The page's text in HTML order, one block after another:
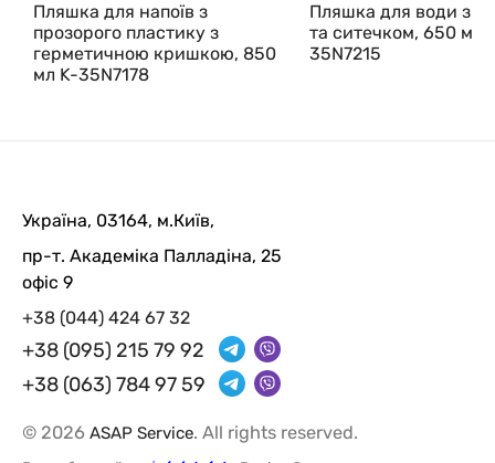
Пляшка для напоїв з
прозорого пластику з
герметичною кришкою, 850
мл K-35N7178
Пляшка для води з
та ситечком, 650 мл
35N7215
Україна, 03164, м.Київ,
пр-т. Академіка Палладіна, 25
офіс 9
+38 (044) 424 67 32
+38 (095) 215 79 92
+38 (063) 784 97 59
© 2026 ASAP Service. All rights reserved.